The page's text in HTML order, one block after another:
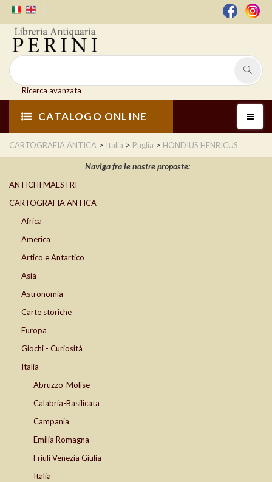
Ricerca avanzata
CATALOGO ONLINE
CARTOGRAFIA ANTICA > Italia > Puglia > HONDIUS HENRICUS
Naviga fra le nostre proposte:
ANTICHI MAESTRI
CARTOGRAFIA ANTICA
Africa
America
Artico e Antartico
Asia
Astronomia
Carte storiche
Europa
Giochi - Curiosità
Italia
Abruzzo-Molise
Calabria-Basilicata
Campania
Emilia Romagna
Friuli Venezia Giulia
Italia